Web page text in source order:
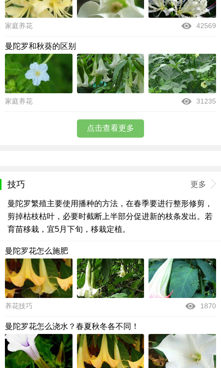
家庭养花 42569
曼陀罗和秋葵的区别
家庭养花 31235
点击查看更多
技巧 更多
曼陀罗繁殖主要使用播种的方法，在春季要进行整形修剪，
剪掉枯枝枯叶，必要时截断上半部分促进新的枝条发出。若
育苗移栽，宜5月下旬，移栽定植。
曼陀罗花怎么施肥
养花技巧 1870
曼陀罗花怎么浇水？春夏秋冬各不同！